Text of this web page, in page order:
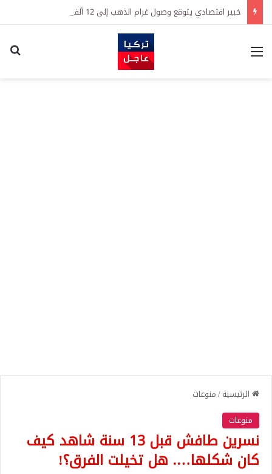
القائمة
الرئيسية/منوعات
منوعات
نسرين طافش قبل 13 سنة شاهد كيف
كان شكلها…. هل تخيلت الفرق؟!